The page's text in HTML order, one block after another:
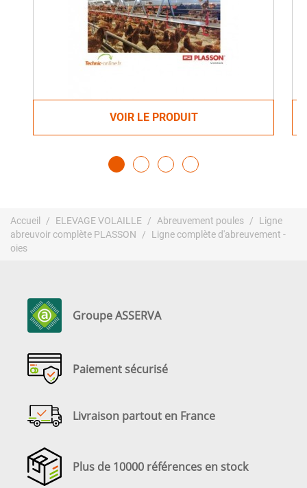
VOIR LE PRODUIT
Accueil ELEVAGE VOLAILLE Abreuvement poules
Ligne
abreuvoir complète PLASSON
Ligne complète d'abreuvement -
oies
Groupe ASSERVA
Paiement sécurisé
Livraison partout en France
Plus de 10000 références en stock